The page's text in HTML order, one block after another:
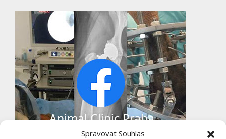
Spravovat Souhlas